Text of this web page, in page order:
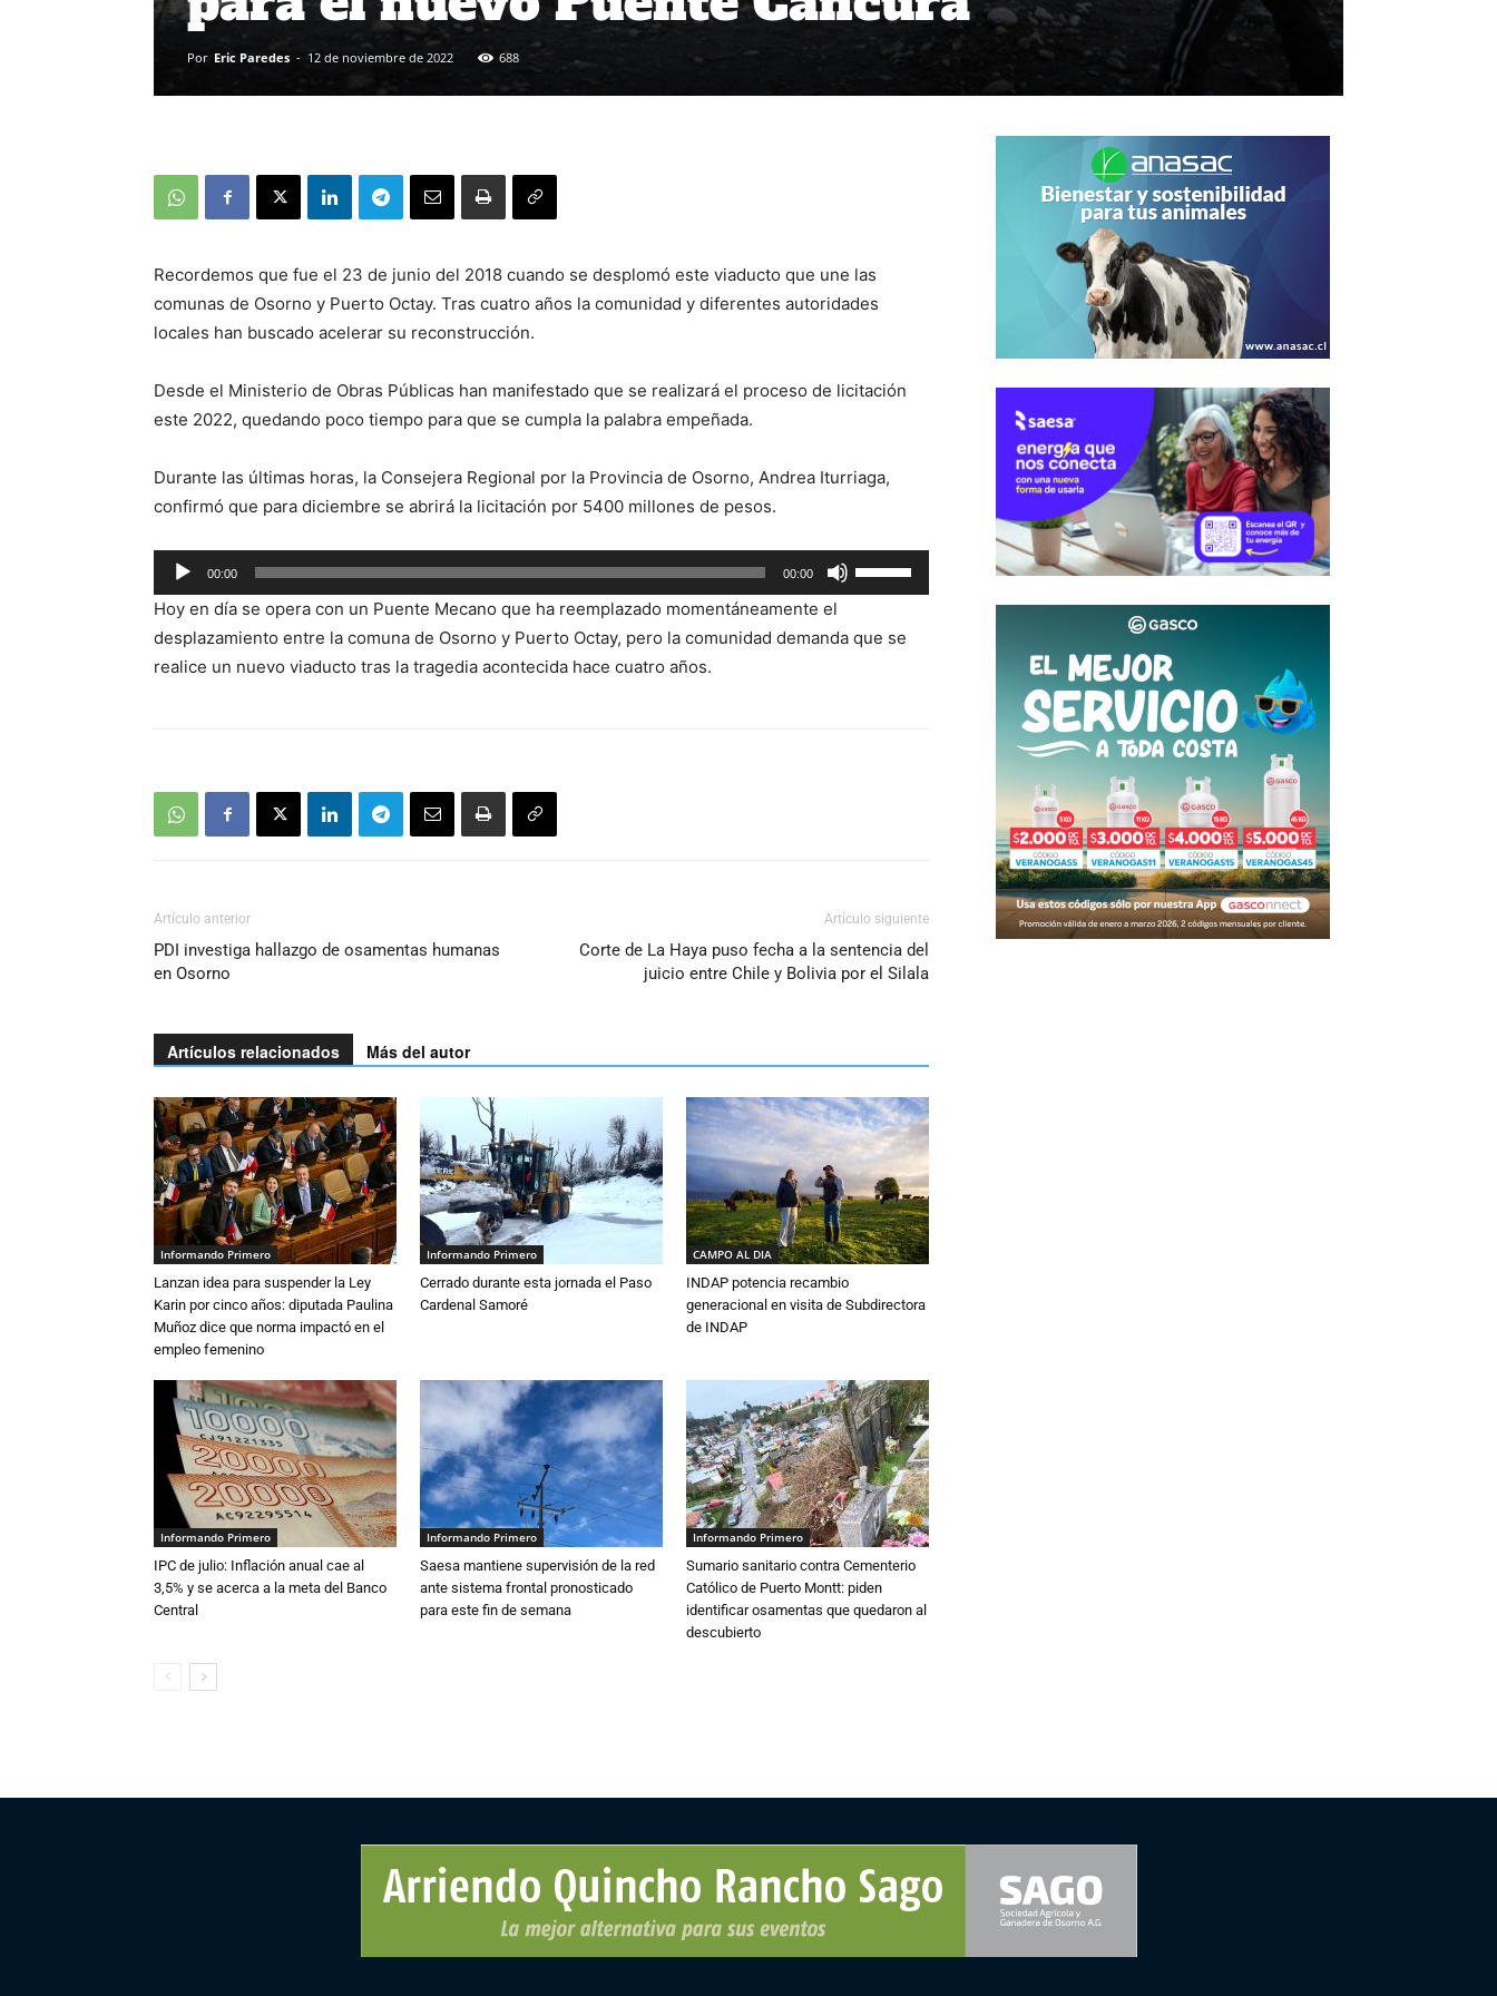
Por Eric Paredes - 12 de noviembre de 2022 688
Recordemos que fue el 23 de junio del 2018 cuando se desplomó este viaducto que une las
comunas de Osorno y Puerto Octay. Tras cuatro años la comunidad y diferentes autoridades
locales han buscado acelerar su reconstrucción.
Desde el Ministerio de Obras Públicas han manifestado que se realizará el proceso de licitación
este 2022, quedando poco tiempo para que se cumpla la palabra empeñada.
Durante las últimas horas, la Consejera Regional por la Provincia de Osorno, Andrea Iturriaga,
confirmó que para diciembre se abrirá la licitación por 5400 millones de pesos.
Reproductor
de
audio
00:00 00:00
las
de
Hoy en día se opera con un Puente Mecano que ha reemplazado momentáneamente el
desplazamiento entre la comuna de Osorno y Puerto Octay, pero la comunidad demanda que se
realice un nuevo viaducto tras la tragedia acontecida hace cuatro años.
Artículo anterior
PDI investiga hallazgo de osamentas humanas
en Osorno
Artículo siguiente
Corte de La Haya puso fecha a la sentencia del
juicio entre Chile y Bolivia por el Silala
Artículos relacionados Más del autor
Informando Primero
Lanzan idea para suspender la Ley
Karin por cinco años: diputada Paulina
Muñoz dice que norma impactó en el
empleo femenino
Informando Primero
Cerrado durante esta jornada el Paso
Cardenal Samoré
CAMPO AL DIA
INDAP potencia recambio
generacional en visita de Subdirectora
de INDAP
Informando Primero
IPC de julio: Inflación anual cae al
3,5% y se acerca a la meta del Banco
Central
Informando Primero
Saesa mantiene supervisión de la red
ante sistema frontal pronosticado
para este fin de semana
Informando Primero
Sumario sanitario contra Cementerio
Católico de Puerto Montt: piden
identificar osamentas que quedaron al
descubierto